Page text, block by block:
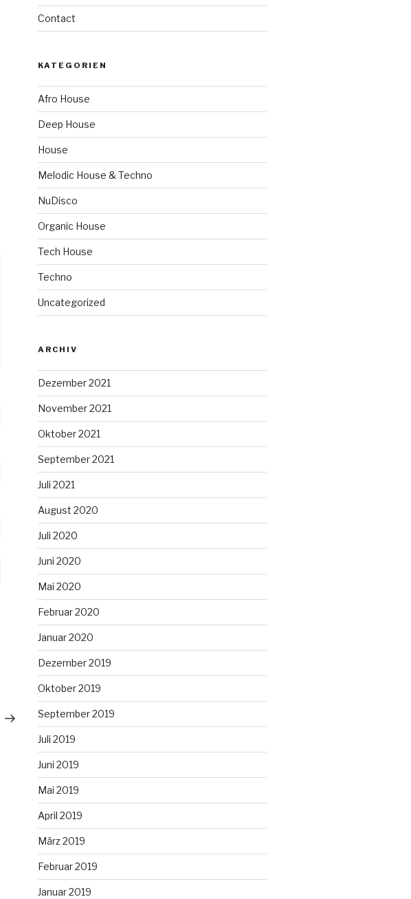
Nächster
Contact
KATEGORIEN
Afro House
Deep House
House
Melodic House & Techno
NuDisco
Organic House
Tech House
Techno
Uncategorized
ARCHIV
Dezember 2021
November 2021
Oktober 2021
September 2021
Juli 2021
August 2020
Juli 2020
Juni 2020
Mai 2020
Februar 2020
Januar 2020
Dezember 2019
Oktober 2019
September 2019
Juli 2019
Juni 2019
Mai 2019
April 2019
März 2019
Februar 2019
Januar 2019